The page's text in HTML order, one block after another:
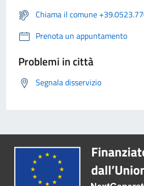
Chiama il comune
Prenota un appuntamento
Problemi in città
Segnala disservizio